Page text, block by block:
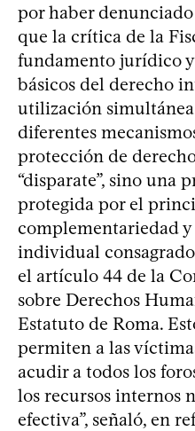
por haber
que la crítica de la
fundamento jurídico
básicos del derecho
utilización simultánea
diferentes
protección de
“disparate”, sino una
protegida por el
complementariedad
individual
el artículo 44 de la
sobre Derechos
Estatuto de Roma.
permiten a las
acudir a todos los
los recursos internos
efectiva”, señaló, en